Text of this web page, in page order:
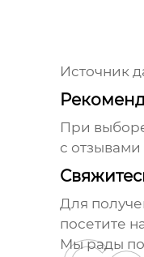
Источник
При
с
Для
посетите
Мы рады